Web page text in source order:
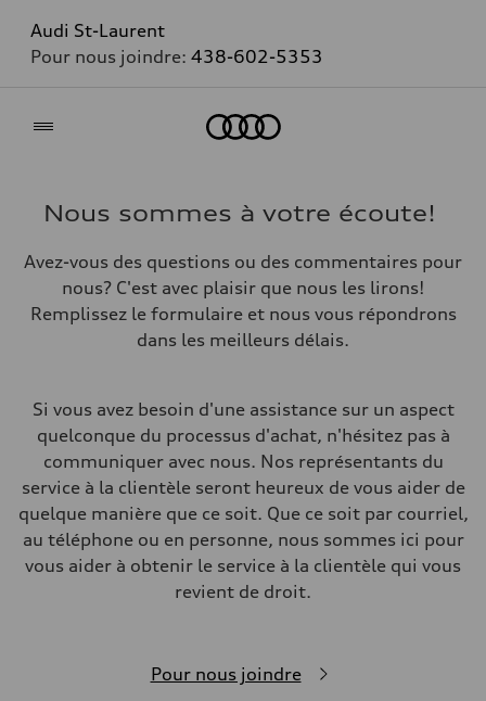
Audi St-Laurent
Pour nous joindre: 438-602-5353
Nous sommes à votre écoute!
Avez-vous des questions ou des commentaires pour
nous? C'est avec plaisir que nous les lirons!
Remplissez le formulaire et nous vous répondrons
dans les meilleurs délais.
Si vous avez besoin d'une assistance sur un aspect
quelconque du processus d'achat, n'hésitez pas à
communiquer avec nous. Nos représentants du
service à la clientèle seront heureux de vous aider de
quelque manière que ce soit. Que ce soit par courriel,
au téléphone ou en personne, nous sommes ici pour
vous aider à obtenir le service à la clientèle qui vous
revient de droit.
Pour nous joindre